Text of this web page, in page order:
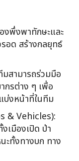
งพึ่งพาทักษะและ
อด สร้างกลยุทธ์
สามารถร่วมมือ
กรต่าง ๆ เพื่อ
บ่งหน้าที่ในทีม
& Vehicles):
เมืองเปิด ป่า
ะทั้งทางบก ทาง